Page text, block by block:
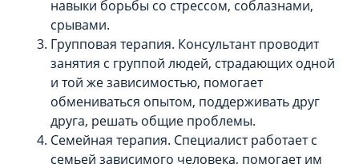
навыки борьбы со стрессом, соблазнами,
срывами.
Групповая терапия. Консультант проводит
занятия с группой людей, страдающих одной
и той же зависимостью, помогает
обмениваться опытом, поддерживать друг
друга, решать общие проблемы.
Семейная терапия. Специалист работает с
семьей зависимого человека, помогает им